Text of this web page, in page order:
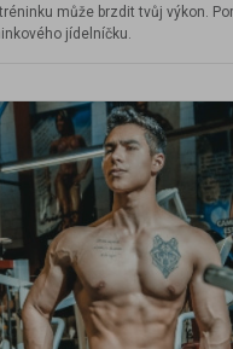
může brzdit tvůj výkon.
jídelníčku.